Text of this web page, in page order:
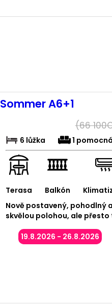
Sommer A6+1
(66 100
6 lůžka
1
Terasa Balkón
Nově postavený, pohodlný
skvělou polohou, ale přesto
19.8.2026 - 26.8.2026